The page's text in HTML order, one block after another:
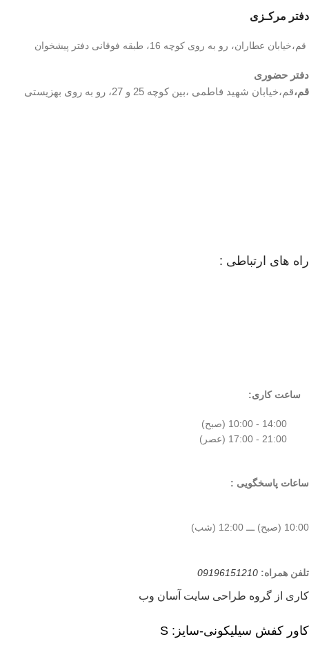
دفتر مرکـزی
قم،خیابان عطاران، رو به روی کوچه 16، طبقه فوقانی دفتر پیشخوان
دفتر حضوری
قم،قم،خیابان شهید فاطمی ،بین کوچه 25 و 27، رو به روی بهزیستی
راه های ارتباطی :
ساعت کاری:
ساعات پاسخگویی :
10:00 (صبح) ـــ 12:00 (شب)
تلفن همراه: 09196151210
کاری از گروه طراحی سایت آسان وب
کاور کفش سیلیکونی-سایز: S